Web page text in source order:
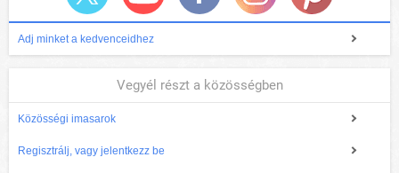
Adj minket a kedvenceidhez
Vegyél részt a közösségben
Közösségi imasarok
Regisztrálj, vagy jelentkezz be